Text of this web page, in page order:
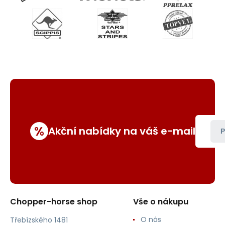
% Akční nabídky na váš e-mail
Chopper-horse shop
Třebízského 1481
Vše o nákupu
O nás